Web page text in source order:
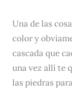
Una de las
color y
cascada que
una vez allí te
las piedras